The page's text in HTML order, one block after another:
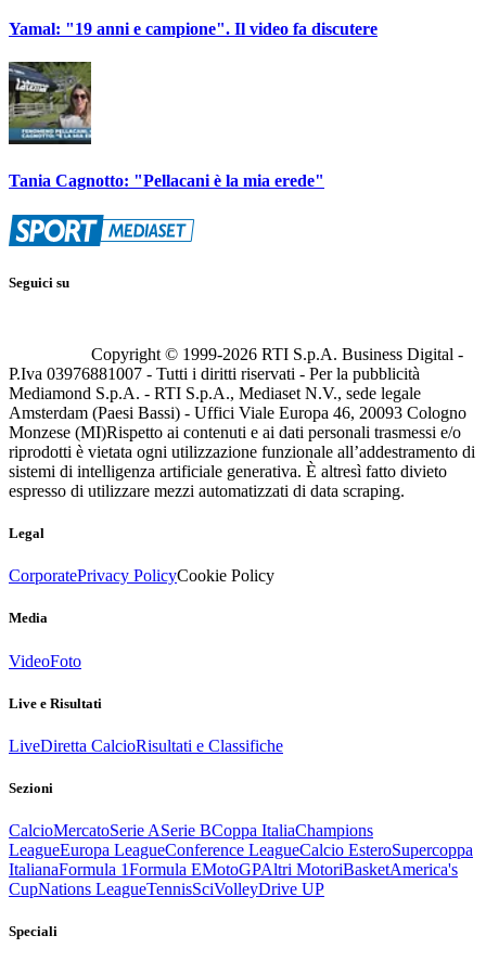
Yamal: "19 anni e campione". Il video fa discutere
Tania Cagnotto: "Pellacani è la mia erede"
Seguici su
Copyright © 1999-2026 RTI S.p.A. Business Digital -
P.Iva 03976881007 - Tutti i diritti riservati - Per la pubblicità
Mediamond S.p.A. - RTI S.p.A., Mediaset N.V., sede legale
Amsterdam (Paesi Bassi) - Uffici Viale Europa 46, 20093 Cologno
Monzese (MI)Rispetto ai contenuti e ai dati personali trasmessi e/o
riprodotti è vietata ogni utilizzazione funzionale all’addestramento di
sistemi di intelligenza artificiale generativa. È altresì fatto divieto
espresso di utilizzare mezzi automatizzati di data scraping.
Legal
CorporatePrivacy PolicyCookie Policy
Media
VideoFoto
Live e Risultati
LiveDiretta CalcioRisultati e Classifiche
Sezioni
CalcioMercatoSerie ASerie BCoppa ItaliaChampions
LeagueEuropa LeagueConference LeagueCalcio EsteroSupercoppa
ItalianaFormula 1Formula EMotoGPAltri MotoriBasketAmerica's
CupNations LeagueTennisSciVolleyDrive UP
Speciali